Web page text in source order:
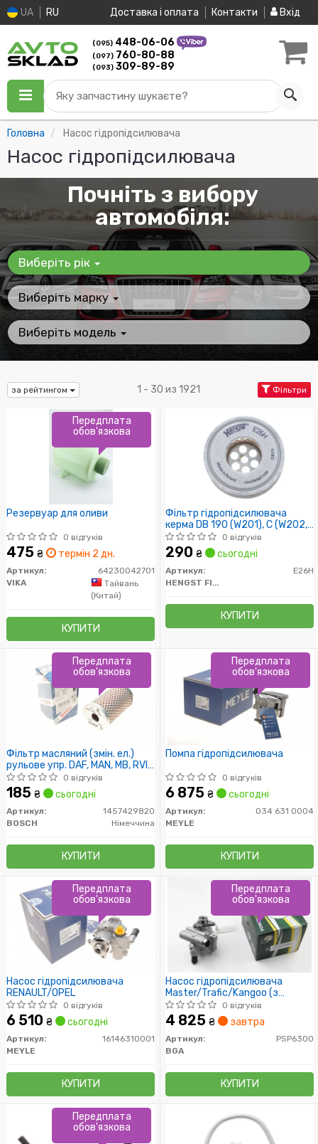
UA RU Доставка і оплата Контакти Вхід
(095) 448-06-06
(097) 760-80-88
(093) 309-89-89
Яку запчастину шукаєте?
Головна Насос гідропідсилювача
Насос гідропідсилювача
Почніть з вибору
автомобіля:
Виберіть рік
Виберіть марку
Виберіть модель
за рейтингом 1 - 30 из 1921 Фільтри
Резервуар для оливи
0 відгуків
475 ₴ термін 2 дн.
Артикул:
64230042701
VIKA
Тайвань
(Китай)
КУПИТИ
Передплата
обов'язкова
Фільтр гідропідсилювача
керма DB 190 (W201), C (W202,
S202), E (W124, S124), G (W460,
W461, W463), T1 (602), W123,
W124
0 відгуків
290 ₴ сьогодні
Артикул:
E26H
HENGST FILTER
КУПИТИ
Фільтр масляний (змін. ел.)
рульове упр. DAF, MAN, MB, RVI,
VOLVO (TRUCK) (пр-во Bosch)
0 відгуків
185 ₴ сьогодні
Артикул:
1457429820
BOSCH
Німеччина
КУПИТИ
Передплата
обов'язкова
Помпа гідропідсилювача
0 відгуків
6 875 ₴ сьогодні
Артикул:
034 631 0004
MEYLE
КУПИТИ
Передплата
обов'язкова
Насос гідропідсилювача
RENAULT/OPEL
0 відгуків
6 510 ₴ сьогодні
Артикул:
16146310001
MEYLE
КУПИТИ
Передплата
обов'язкова
Насос гідропідсилювача
Master/Trafic/Kangoo (з
фланцем на 3 болти)
2.0/2.5dCi 06-
0 відгуків
4 825 ₴ завтра
Артикул:
PSP6300
BGA
КУПИТИ
Передплата
обов'язкова
Передплата
обов'язкова